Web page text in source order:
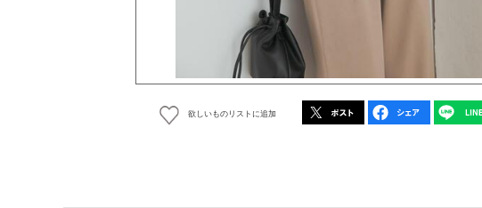
欲しいものリストに追加